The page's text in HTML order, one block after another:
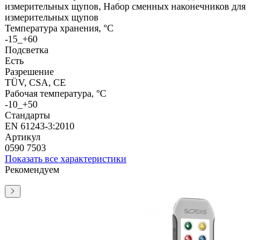
измерительных щупов, Набор сменных наконечников для
измерительных щупов
Температура хранения, °C
-15_+60
Подсветка
Есть
Разрешение
TÜV, CSA, CE
Рабочая температура, °C
-10_+50
Стандарты
EN 61243-3:2010
Артикул
0590 7503
Показать все характеристики
Рекомендуем